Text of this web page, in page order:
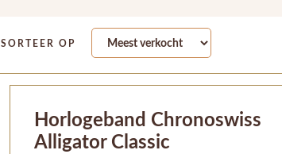
SORTEER OP
Horlogeband Chronoswiss
Alligator Classic